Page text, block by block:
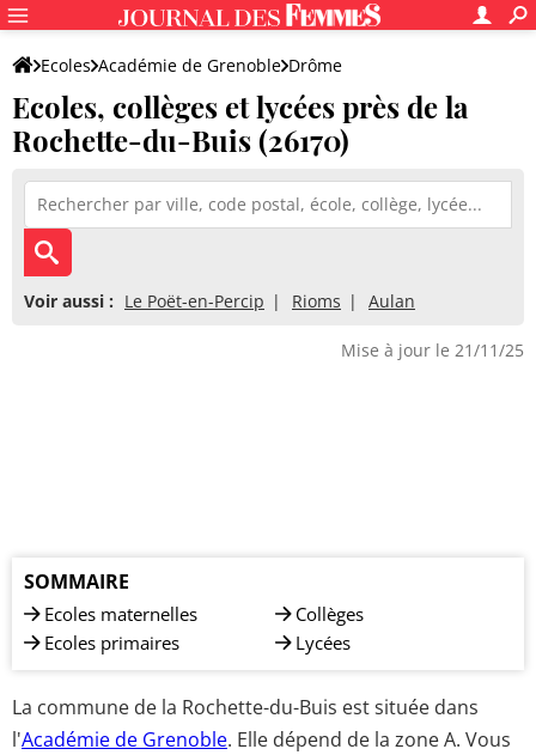
Ecoles Académie de Grenoble Drôme
Ecoles, collèges et lycées près de la
Rochette-du-Buis (26170)
Voir aussi : Le Poët-en-Percip Rioms Aulan
Mise à jour le 21/11/25
SOMMAIRE
Ecoles maternelles
Ecoles primaires
Collèges
Lycées
La commune de la Rochette-du-Buis est située dans
l'Académie de Grenoble. Elle dépend de la zone A. Vous